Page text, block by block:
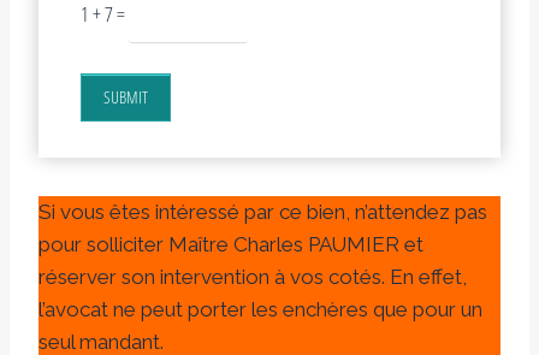
1 + 7 =
SUBMIT
Si vous êtes intéressé par ce bien, n’attendez pas
pour solliciter Maître Charles PAUMIER et
réserver son intervention à vos cotés. En effet,
l’avocat ne peut porter les enchères que pour un
seul mandant.